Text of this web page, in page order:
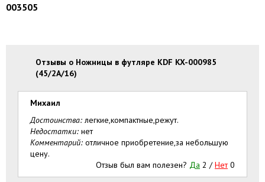
003505
Отзывы о Ножницы в футляре KDF KX-000985
(45/2A/16)
Михаил
Достоинства: легкие,компактные,режут.
Недостатки: нет
Комментарий: отличное приобретение,за небольшую
цену.
Отзыв был вам полезен? Да 2 /Нет 0